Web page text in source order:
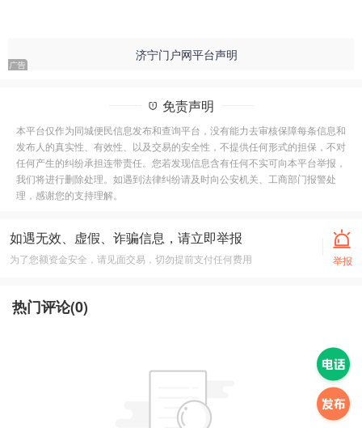
济宁门户网平台声明
免责声明
本平台仅作为同城便民信息发布和查询平台，没有能力去审核保障每条信息和
发布人的真实性、有效性、以及交易的安全性，不提供任何形式的担保，不对
任何产生的纠纷承担连带责任。您若发现信息含有任何不实可向本平台举报，
我们将进行删除处理。如遇到法律纠纷请及时向公安机关、工商部门报警处
理，感谢您的支持理解。
如遇无效、虚假、诈骗信息，请立即举报
为了您额资金安全，请见面交易，切勿提前支付任何费用 举报
热门评论(0)